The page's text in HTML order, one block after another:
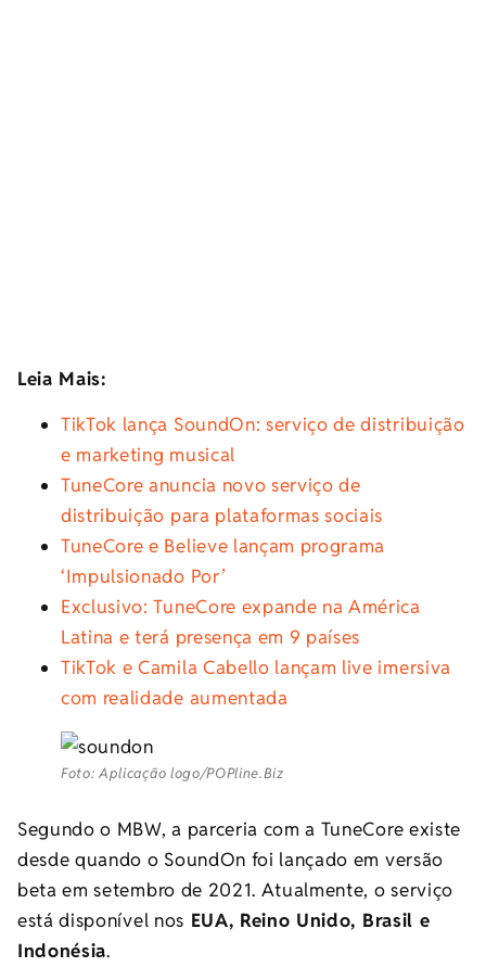
Leia Mais:
TikTok lança SoundOn: serviço de distribuição
e marketing musical
TuneCore anuncia novo serviço de
distribuição para plataformas sociais
TuneCore e Believe lançam programa
‘Impulsionado Por’
Exclusivo: TuneCore expande na América
Latina e terá presença em 9 países
TikTok e Camila Cabello lançam live imersiva
com realidade aumentada
Foto: Aplicação logo/POPline.Biz
Segundo o MBW, a parceria com a TuneCore existe
desde quando o SoundOn foi lançado em versão
beta em setembro de 2021. Atualmente, o serviço
está disponível nos EUA, Reino Unido, Brasil e
Indonésia.